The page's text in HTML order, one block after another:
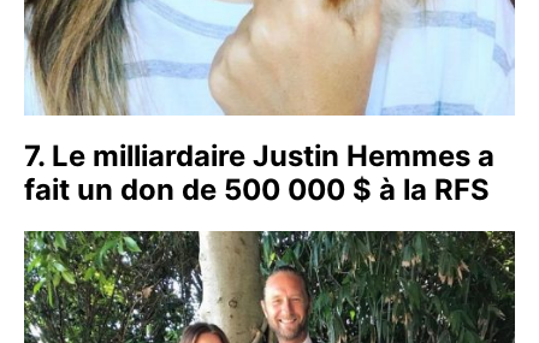
7. Le milliardaire Justin Hemmes a
fait un don de 500 000 $ à la RFS